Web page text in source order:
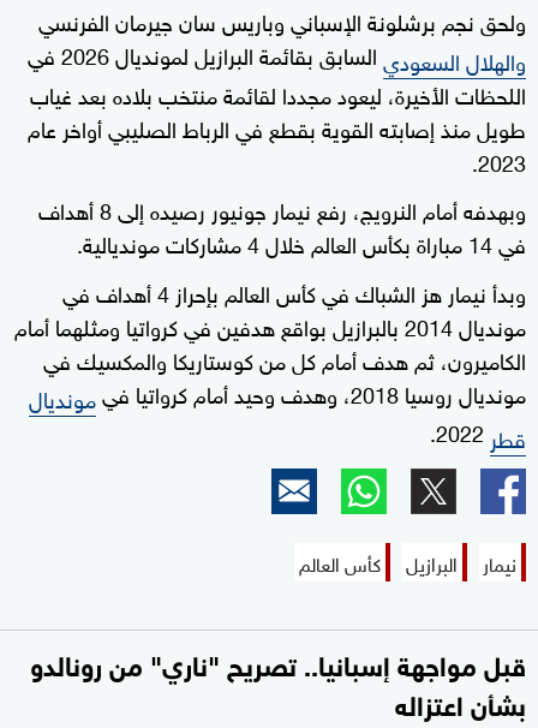
ولحق نجم برشلونة الإسباني وباريس سان جيرمان الفرنسي
والهلال السعودي
السابق بقائمة البرازيل لمونديال 2026 في
اللحظات الأخيرة، ليعود مجددا لقائمة منتخب بلاده بعد غياب
طويل منذ إصابته القوية بقطع في الرباط الصليبي أواخر عام
2023.
وبهدفه أمام النرويج، رفع نيمار جونيور رصيده إلى 8 أهداف
في 14 مباراة بكأس العالم خلال 4 مشاركات مونديالية.
وبدأ نيمار هز الشباك في كأس العالم بإحراز 4 أهداف في
مونديال 2014 بالبرازيل بواقع هدفين في كرواتيا ومثلهما أمام
الكاميرون، ثم هدف أمام كل من كوستاريكا والمكسيك في
مونديال روسيا 2018، وهدف وحيد أمام كرواتيا في
مونديال
قطر
نيمار البرازيل كأس العالم
قبل مواجهة إسبانيا.. تصريح "ناري" من رونالدو
بشأن اعتزاله